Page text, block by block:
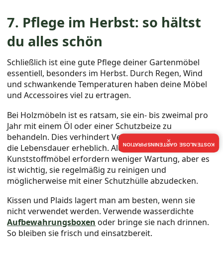
7. Pflege im Herbst: so hältst
du alles schön
Schließlich ist eine gute Pflege deiner Gartenmöbel
essentiell, besonders im Herbst. Durch Regen, Wind
und schwankende Temperaturen haben deine Möbel
und Accessoires viel zu ertragen.
Bei Holzmöbeln ist es ratsam, sie ein- bis zweimal pro
Jahr mit einem Öl oder einer Schutzbeize zu
behandeln. Dies verhindert Vergrauung und verlängert
die Lebensdauer erheblich. Aluminium- und
Kunststoffmöbel erfordern weniger Wartung, aber es
ist wichtig, sie regelmäßig zu reinigen und
möglicherweise mit einer Schutzhülle abzudecken.
Kissen und Plaids lagert man am besten, wenn sie
nicht verwendet werden. Verwende wasserdichte
Aufbewahrungsboxen oder bringe sie nach drinnen.
So bleiben sie frisch und einsatzbereit.
KOSTENLOSE GARTENINSPIRATION
×